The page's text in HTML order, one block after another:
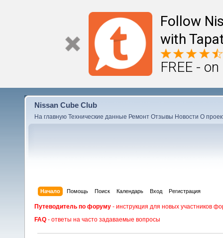
Follow
with
FREE -
Nissan Cube Club
На главную Технические данные Ремонт Отзывы Новости О
Начало Помощь Поиск Календарь Вход Регистрация
Путеводитель по форуму - инструкция для новых участников
FAQ - ответы на часто задаваемые вопросы